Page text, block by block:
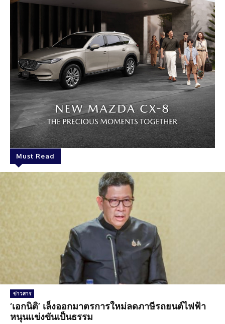
Must Read
ข่าวสาร
‘เอกนิติ’ เล็งออกมาตรการใหม่ลดภาษีรถยนต์ไฟฟ้า
หนุนแข่งขันเป็นธรรม